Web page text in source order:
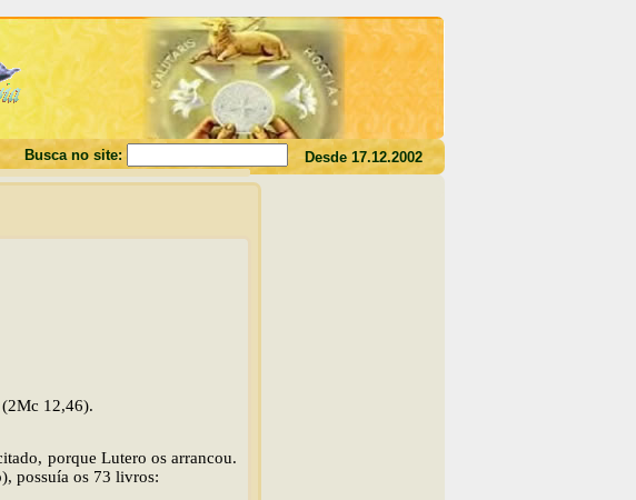
e não beberdes o seu sangue, não tereis a vida em vós"(Jo 6,53)
Busca no site: Desde 17.12.2002
(2Mc 12,46).
porque Lutero os arrancou.
possuía os 73 livros: